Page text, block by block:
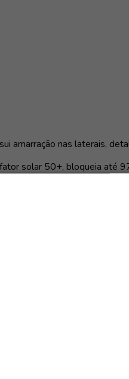
amarração nas laterais,
solar 50+, bloqueia até
Elastano.
e ferro. Não alvejar.